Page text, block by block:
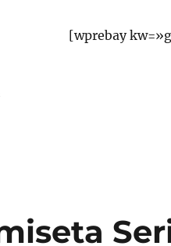
[wprebay